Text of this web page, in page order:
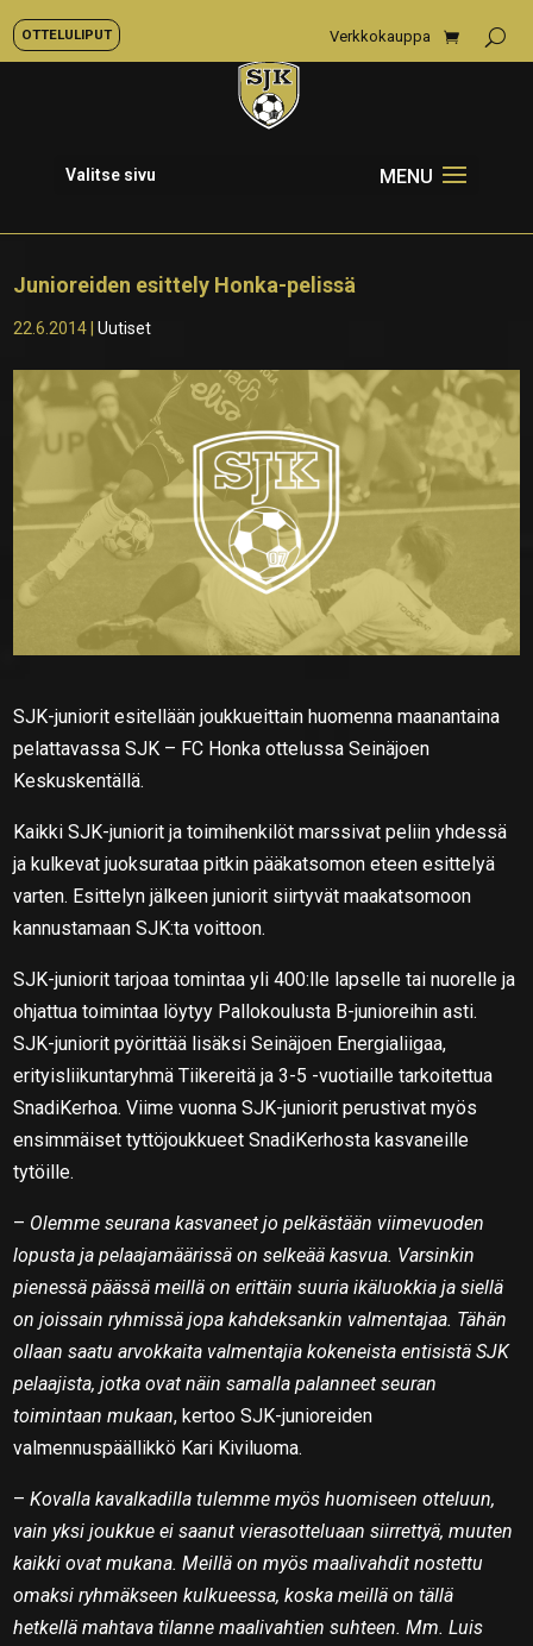
OTTELULIPUT Verkkokauppa
Valitse sivu
Junioreiden esittely Honka-pelissä
22.6.2014 |Uutiset
SJK-juniorit esitellään joukkueittain huomenna maanantaina
pelattavassa SJK – FC Honka ottelussa Seinäjoen
Keskuskentällä.
Kaikki SJK-juniorit ja toimihenkilöt marssivat peliin yhdessä
ja kulkevat juoksurataa pitkin pääkatsomon eteen esittelyä
varten. Esittelyn jälkeen juniorit siirtyvät maakatsomoon
kannustamaan SJK:ta voittoon.
SJK-juniorit tarjoaa tomintaa yli 400:lle lapselle tai nuorelle ja
ohjattua toimintaa löytyy Pallokoulusta B-junioreihin asti.
SJK-juniorit pyörittää lisäksi Seinäjoen Energialiigaa,
erityisliikuntaryhmä Tiikereitä ja 3-5 -vuotiaille tarkoitettua
SnadiKerhoa. Viime vuonna SJK-juniorit perustivat myös
ensimmäiset tyttöjoukkueet SnadiKerhosta kasvaneille
tytöille.
– Olemme seurana kasvaneet jo pelkästään viimevuoden
lopusta ja pelaajamäärissä on selkeää kasvua. Varsinkin
pienessä päässä meillä on erittäin suuria ikäluokkia ja siellä
on joissain ryhmissä jopa kahdeksankin valmentajaa. Tähän
ollaan saatu arvokkaita valmentajia kokeneista entisistä SJK
pelaajista, jotka ovat näin samalla palanneet seuran
toimintaan mukaan, kertoo SJK-junioreiden
valmennuspäällikkö Kari Kiviluoma.
–Kovalla kavalkadilla tulemme myös huomiseen otteluun,
vain yksi joukkue ei saanut vierasotteluaan siirrettyä, muuten
kaikki ovat mukana. Meillä on myös maalivahdit nostettu
omaksi ryhmäkseen kulkueessa, koska meillä on tällä
hetkellä mahtava tilanne maalivahtien suhteen. Mm. Luis